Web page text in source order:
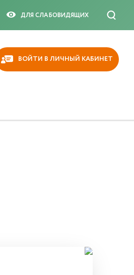
ДЛЯ СЛАБОВИДЯЩИX
ВОЙТИ В ЛИЧНЫЙ КАБИНЕТ